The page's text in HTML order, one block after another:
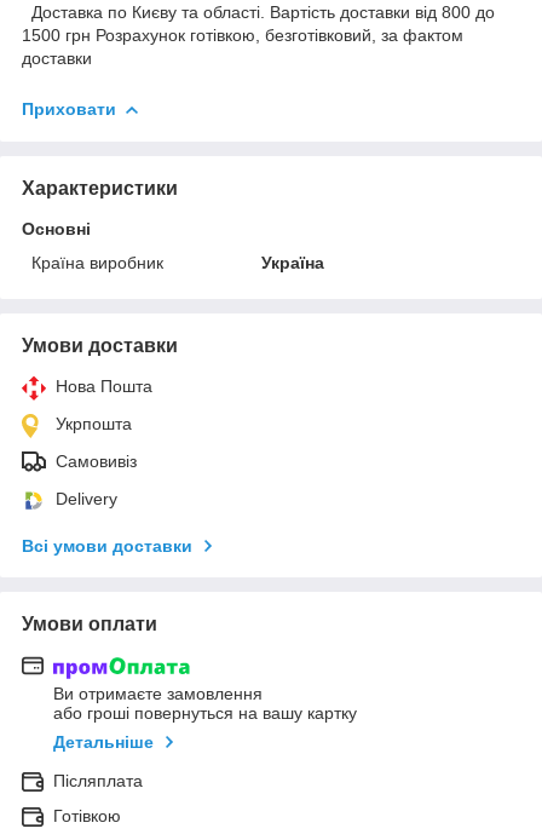
Доставка по Києву та області. Вартість доставки від 800 до
1500 грн Розрахунок готівкою, безготівковий, за фактом
доставки
Приховати
Характеристики
Основні
Країна виробник
Україна
Умови доставки
Нова Пошта
Укрпошта
Самовивіз
Delivery
Всі умови доставки
Умови оплати
Ви отримаєте замовлення
або гроші повернуться на вашу картку
Детальніше
Післяплата
Готівкою